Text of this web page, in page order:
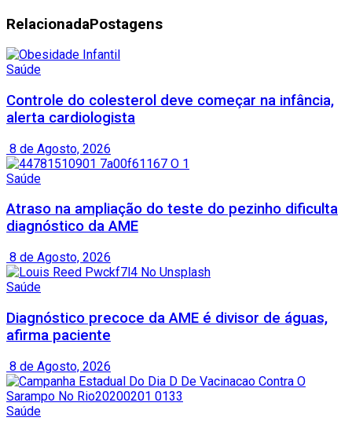
RelacionadaPostagens
Saúde
Controle do colesterol deve começar na infância,
alerta cardiologista
8 de Agosto, 2026
Saúde
Atraso na ampliação do teste do pezinho dificulta
diagnóstico da AME
8 de Agosto, 2026
Saúde
Diagnóstico precoce da AME é divisor de águas,
afirma paciente
8 de Agosto, 2026
Saúde